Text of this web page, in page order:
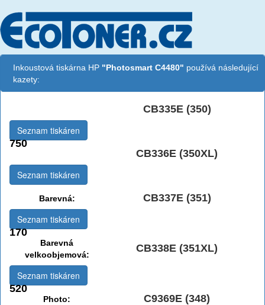
Inkoustová tiskárna HP "Photosmart C4480" používá následující
kazety:
CB335E (350)
750
Seznam tiskáren
CB336E (350XL)
Seznam tiskáren
Barevná: CB337E (351)
170
Seznam tiskáren
Barevná
velkoobjemová:
CB338E (351XL)
520
Seznam tiskáren
Photo: C9369E (348)